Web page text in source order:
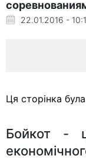
22.01.2016 -
Ця сторінка
Бойкот -